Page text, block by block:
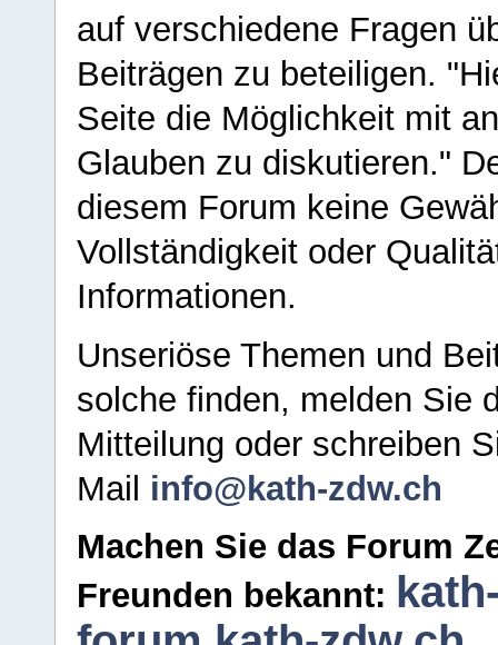
auf verschiedene Fragen
Beiträgen zu beteiligen.
Seite die Möglichkeit mit
Glauben zu diskutieren."
diesem Forum keine
Vollständigkeit oder
Informationen.
Unseriöse Themen und
solche finden, melden Sie
Mitteilung oder schreiben
Mail info@kath-zdw.ch
Machen Sie das Forum
Freunden bekannt: